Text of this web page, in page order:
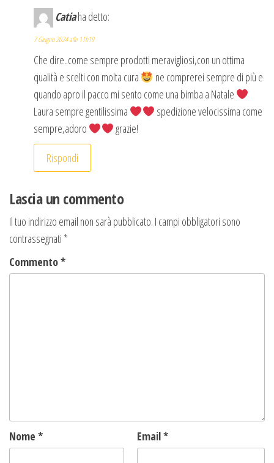
Catiaha detto:
7 Giugno 2024 alle 11h19
Che dire..come sempre prodotti meravigliosi,con un ottima
qualità e scelti con molta cura
ne comprerei sempre di più e
quando apro il pacco mi sento come una bimba a Natale
Laura sempre gentilissima
spedizione velocissima come
sempre,adoro
grazie!
Rispondi
Lascia un commento
Il tuo indirizzo email non sarà pubblicato. I campi obbligatori sono
contrassegnati *
Commento*
Nome * Email*